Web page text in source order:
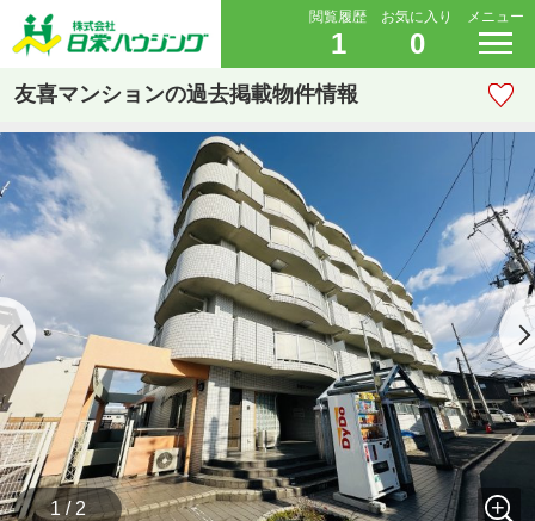
閲覧履歴
1
お気に入り
0
メニュー
友喜マンションの過去掲載物件情報
1 / 2